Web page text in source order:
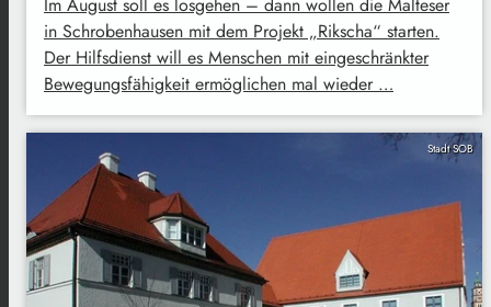
Im August soll es losgehen – dann wollen die Malteser
in Schrobenhausen mit dem Projekt „Rikscha“ starten.
Der Hilfsdienst will es Menschen mit eingeschränkter
Bewegungsfähigkeit ermöglichen mal wieder …
Stadt SOB